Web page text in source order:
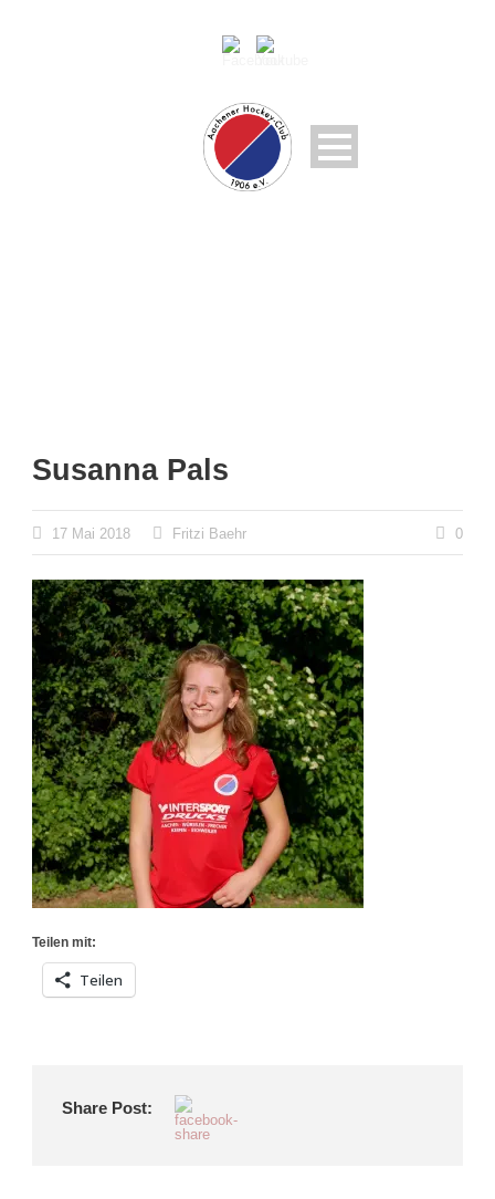
Susanna Pals
17 Mai 2018 Fritzi Baehr 0
Teilen mit:
Teilen
Share Post: